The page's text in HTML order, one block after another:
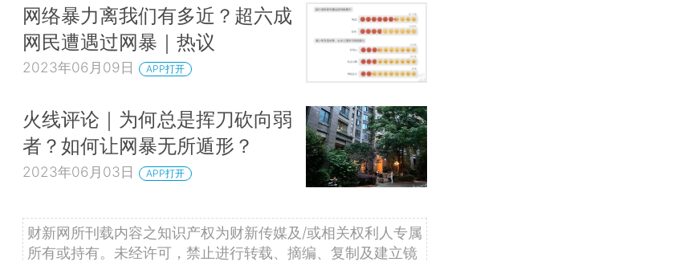
网络暴力离我们有多近？超六成
网民遭遇过网暴｜热议
2023年06月09日 APP打开
火线评论｜为何总是挥刀砍向弱
者？如何让网暴无所遁形？
2023年06月03日 APP打开
财新网所刊载内容之知识产权为财新传媒及/或相关权利人专属
所有或持有。未经许可，禁止进行转载、摘编、复制及建立镜